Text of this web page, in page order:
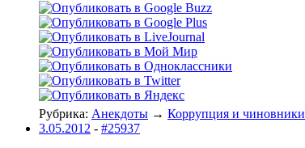
Рубрика: Анекдоты → Коррупция и чиновники
3.05.2012 - #25937